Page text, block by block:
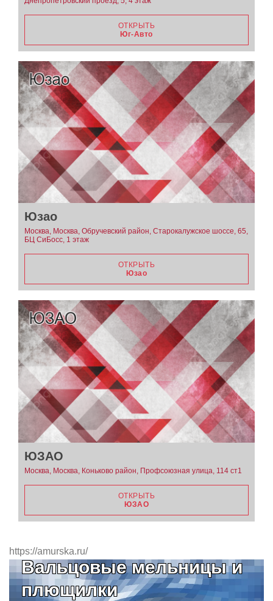
ОТКРЫТЬ
Юг-Авто
Юзао
Москва, Москва, Обручевский район, Старокалужское шоссе, 65,
БЦ СиБосс, 1 этаж
ОТКРЫТЬ
Юзао
ЮЗАО
Москва, Москва, Коньково район, Профсоюзная улица, 114 ст1
ОТКРЫТЬ
ЮЗАО
https://amurska.ru/
Вальцовые мельницы и
плющилки